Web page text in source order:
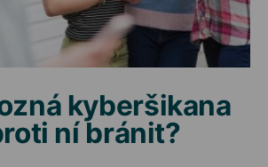
kyberšikana
ní bránit?